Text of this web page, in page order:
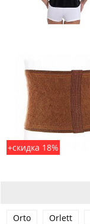
+скидка 18%
Orto Orlett